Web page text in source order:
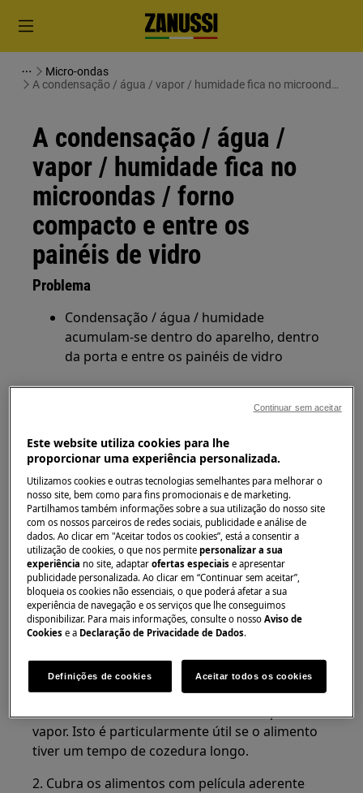
Micro-ondas
A condensação / água / vapor / humidade fica no microondas
A condensação / água /
vapor / humidade fica no
microondas / forno
compacto e entre os
painéis de vidro
Problema
Condensação / água / humidade
acumulam-se dentro do aparelho, dentro
da porta e entre os painéis de vidro
forno compacto
Solução
A humidade sai do micro-ondas / forno
compacto pelas condutas de ventilação,
inclusive pela porta. Isso significa que manchas
e condensação podem se formar entre os dois
painéis de vidro da porta. As manchas são
causadas por partículas de gordura que reagem
com o ar de arrefecimento.
1. Para modelos sem prato giratório, vire o
prato a meio da cozedura; é benéfico para
uniformizar a cozedura e libertará um pouco do
vapor. Isto é particularmente útil se o alimento
tiver um tempo de cozedura longo.
2. Cubra os alimentos com película aderente
Este website utiliza cookies para lhe
proporcionar uma experiência personalizada.
Utilizamos cookies e outras tecnologias semelhantes para melhorar o
nosso site, bem como para fins promocionais e de marketing.
Partilhamos também informações sobre a sua utilização do nosso site
com os nossos parceiros de redes sociais, publicidade e análise de
dados. Ao clicar em "Aceitar todos os cookies”, está a consentir a
utilização de cookies, o que nos permitepersonalizar a sua
experiência no site, adaptarofertas especiaise apresentar
publicidade personalizada. Ao clicar em “Continuar sem aceitar”,
bloqueia os cookies não essenciais, o que poderá afetar a sua
experiência de navegação e os serviços que lhe conseguimos
disponibilizar. Para mais informações, consulte o nossoAviso de
Cookies e a Declaração de Privacidade de Dados.
Definições de cookies Aceitar todos os cookies
Continuar sem aceitar